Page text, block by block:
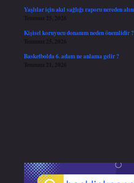
Yaşlılar için akıl sağlığı raporu nereden
Temmuz 25, 2026
Kişisel koruyucu donanım neden önemlidir ?
Temmuz 25, 2026
Basketbolda 6. adam ne anlama gelir ?
Temmuz 21, 2026